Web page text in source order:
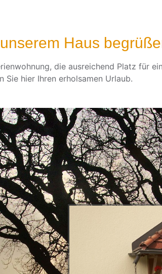
Haus
die ausreichend Platz für
Sie hier Ihren erholsamen Urlaub.